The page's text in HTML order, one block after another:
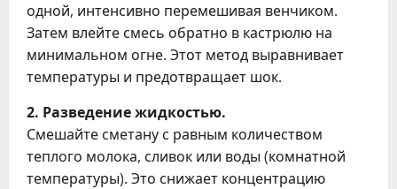
одной, интенсивно перемешивая венчиком.
Затем влейте смесь обратно в кастрюлю на
минимальном огне. Этот метод выравнивает
температуры и предотвращает шок.
2. Разведение жидкостью.
Смешайте сметану с равным количеством
теплого молока, сливок или воды (комнатной
температуры). Это снижает концентрацию